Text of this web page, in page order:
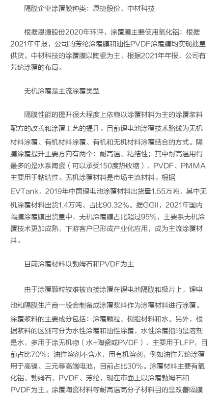
隔膜企业涂覆膜种类：恩捷股份、中材科技
根据恩捷股份2020年环评，涂覆膜主要使用氧化铝；根据
2021年年报，公司的芳纶涂覆膜和油性PVDF涂覆膜均实现批量
供货。中材科技的涂覆膜以陶瓷为主，根据2021年年报，公司有
芳纶涂覆的布局。
无机涂覆是主流涂覆类型
隔膜性能的提升很大程度上依赖以涂覆材料为主的涂覆浆料
配方的改善和涂覆工艺的提升。目前锂电池涂覆技术路线为无机
材料涂覆、有机材料涂覆、有机和无机材料涂覆结合的方式。隔
膜涂覆提升主要方向有两个：耐高温、粘结性；其中耐高温用得
最多的是水系陶瓷（可以承受150度热收缩），PVDF、PMMA
主要用于粘结性。无机涂覆材料是市场主流材料。根据
EVTank，2019年中国锂电池涂覆材料出货量1.55万吨，其中无
机涂覆材料出货1.4万吨、占比90.32%。据GGII，2021年国内
隔膜涂覆膜出货量中，无机涂覆膜占比超过95%，主要系无机涂
覆技术更加成熟，下游客户已形成产业化应用，成为主流涂覆材
料。
目前涂覆材料以勃姆石和PVDF为主
由于涂覆颗粒较难被直接涂覆在锂电池隔膜和极片上，锂电
池和隔膜生产商一般会制备成涂覆浆料作为涂覆材料进行涂覆。
涂覆浆料的主要成分包括：涂覆颗粒、树脂材料和水。另外，根
据浆料的区别可分为水性涂覆和油性涂覆，水性涂覆指的是溶剂
是水，多用于涂无机物（水+陶瓷或PVDF），主要用于LFP，目
前占比70%；油性溶剂不含水，用有机溶剂，例如油性芳纶涂覆
用于高镍、三元等高端电池，目前占比30%。涂覆材料主要有氧
化铝、勃姆石、PVDF、芳纶，现在市面上以涂覆勃姆石和
PVDF为主。涂覆陶瓷材料等耐高温高分子材料目的是改善隔膜